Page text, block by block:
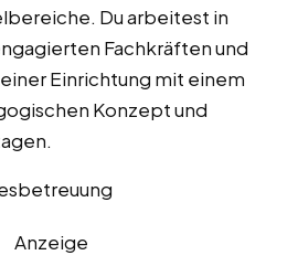
Du arbeitest in
Fachkräften und
Einrichtung mit einem
Konzept und
Anzeige